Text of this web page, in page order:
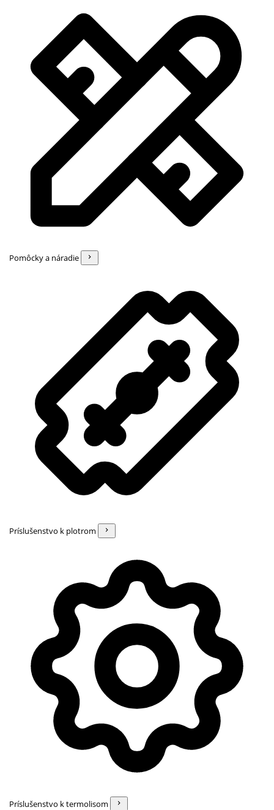
Pomôcky a náradie
Príslušenstvo k plotrom
Príslušenstvo k termolisom